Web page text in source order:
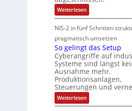
r
c
t
P
l
u
g
F
e
s
t
e
f
ü
r
D
I
N
-
S
c
h
s
t
r
i
c
o
m
p
u
t
e
e
R
o
t
e
r
g
e
n
e
r
Weiterlesen:
D
t
a
e
c
v
e
r
z
e
i
c
NIS-2 in fünf Schritten
pragmatisch umsetzen
So gelingt das Setup
Cyberangriffe auf
Systeme sind längst
Ausnahme mehr.
Produktionsanlagen,
Steuerungen und
Weiterlesen:
S